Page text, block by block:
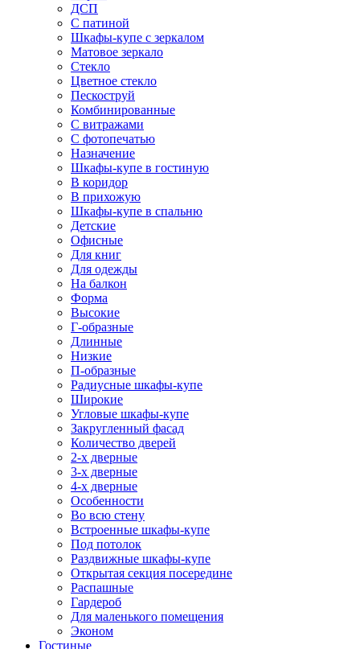
ДСП
С патиной
Шкафы-купе с зеркалом
Матовое зеркало
Стекло
Цветное стекло
Пескоструй
Комбинированные
С витражами
С фотопечатью
Назначение
Шкафы-купе в гостиную
В коридор
В прихожую
Шкафы-купе в спальню
Детские
Офисные
Для книг
Для одежды
На балкон
Форма
Высокие
Г-образные
Длинные
Низкие
П-образные
Радиусные шкафы-купе
Широкие
Угловые шкафы-купе
Закругленный фасад
Количество дверей
2-х дверные
3-х дверные
4-х дверные
Особенности
Во всю стену
Встроенные шкафы-купе
Под потолок
Раздвижные шкафы-купе
Открытая секция посередине
Распашные
Гардероб
Для маленького помещения
Эконом
Гостиные